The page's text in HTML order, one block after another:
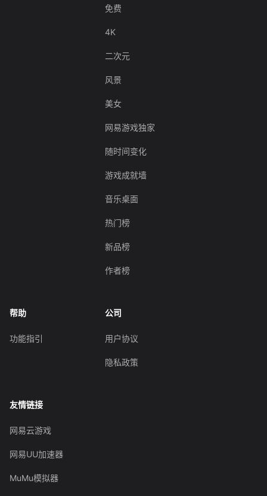
免费
4K
二次元
风景
美女
网易游戏独家
随时间变化
游戏成就墙
音乐桌面
热门榜
新品榜
作者榜
帮助
功能指引
公司
用户协议
隐私政策
友情链接
网易云游戏
网易UU加速器
MuMu模拟器